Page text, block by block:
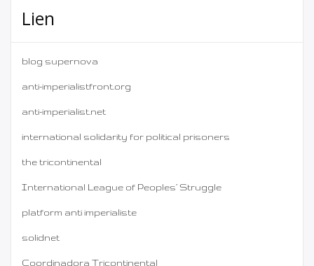
Lien
blog supernova
anti-imperialistfront.org
anti-imperialist.net
international solidarity for political prisoners
the tricontinental
International League of Peoples’ Struggle
platform anti imperialiste
solidnet
Coordinadora Tricontinental